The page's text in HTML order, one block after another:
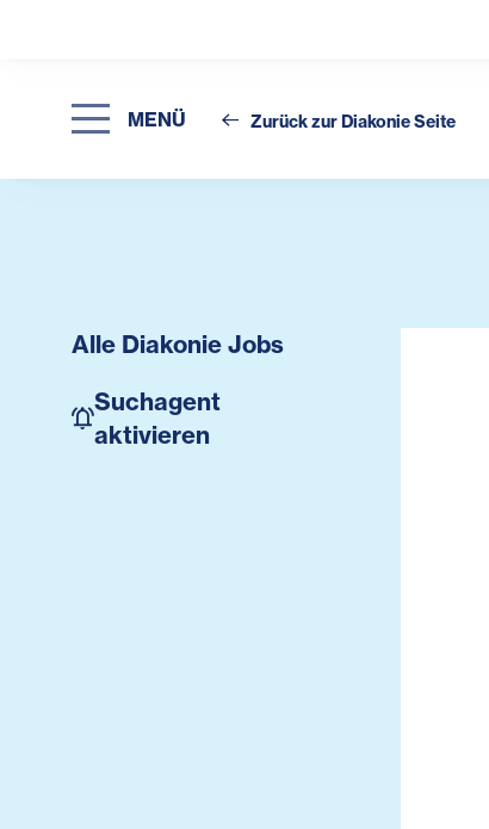
MENÜ Zurück zur Diakonie Seite
Alle Diakonie Jobs
Suchagent
aktivieren